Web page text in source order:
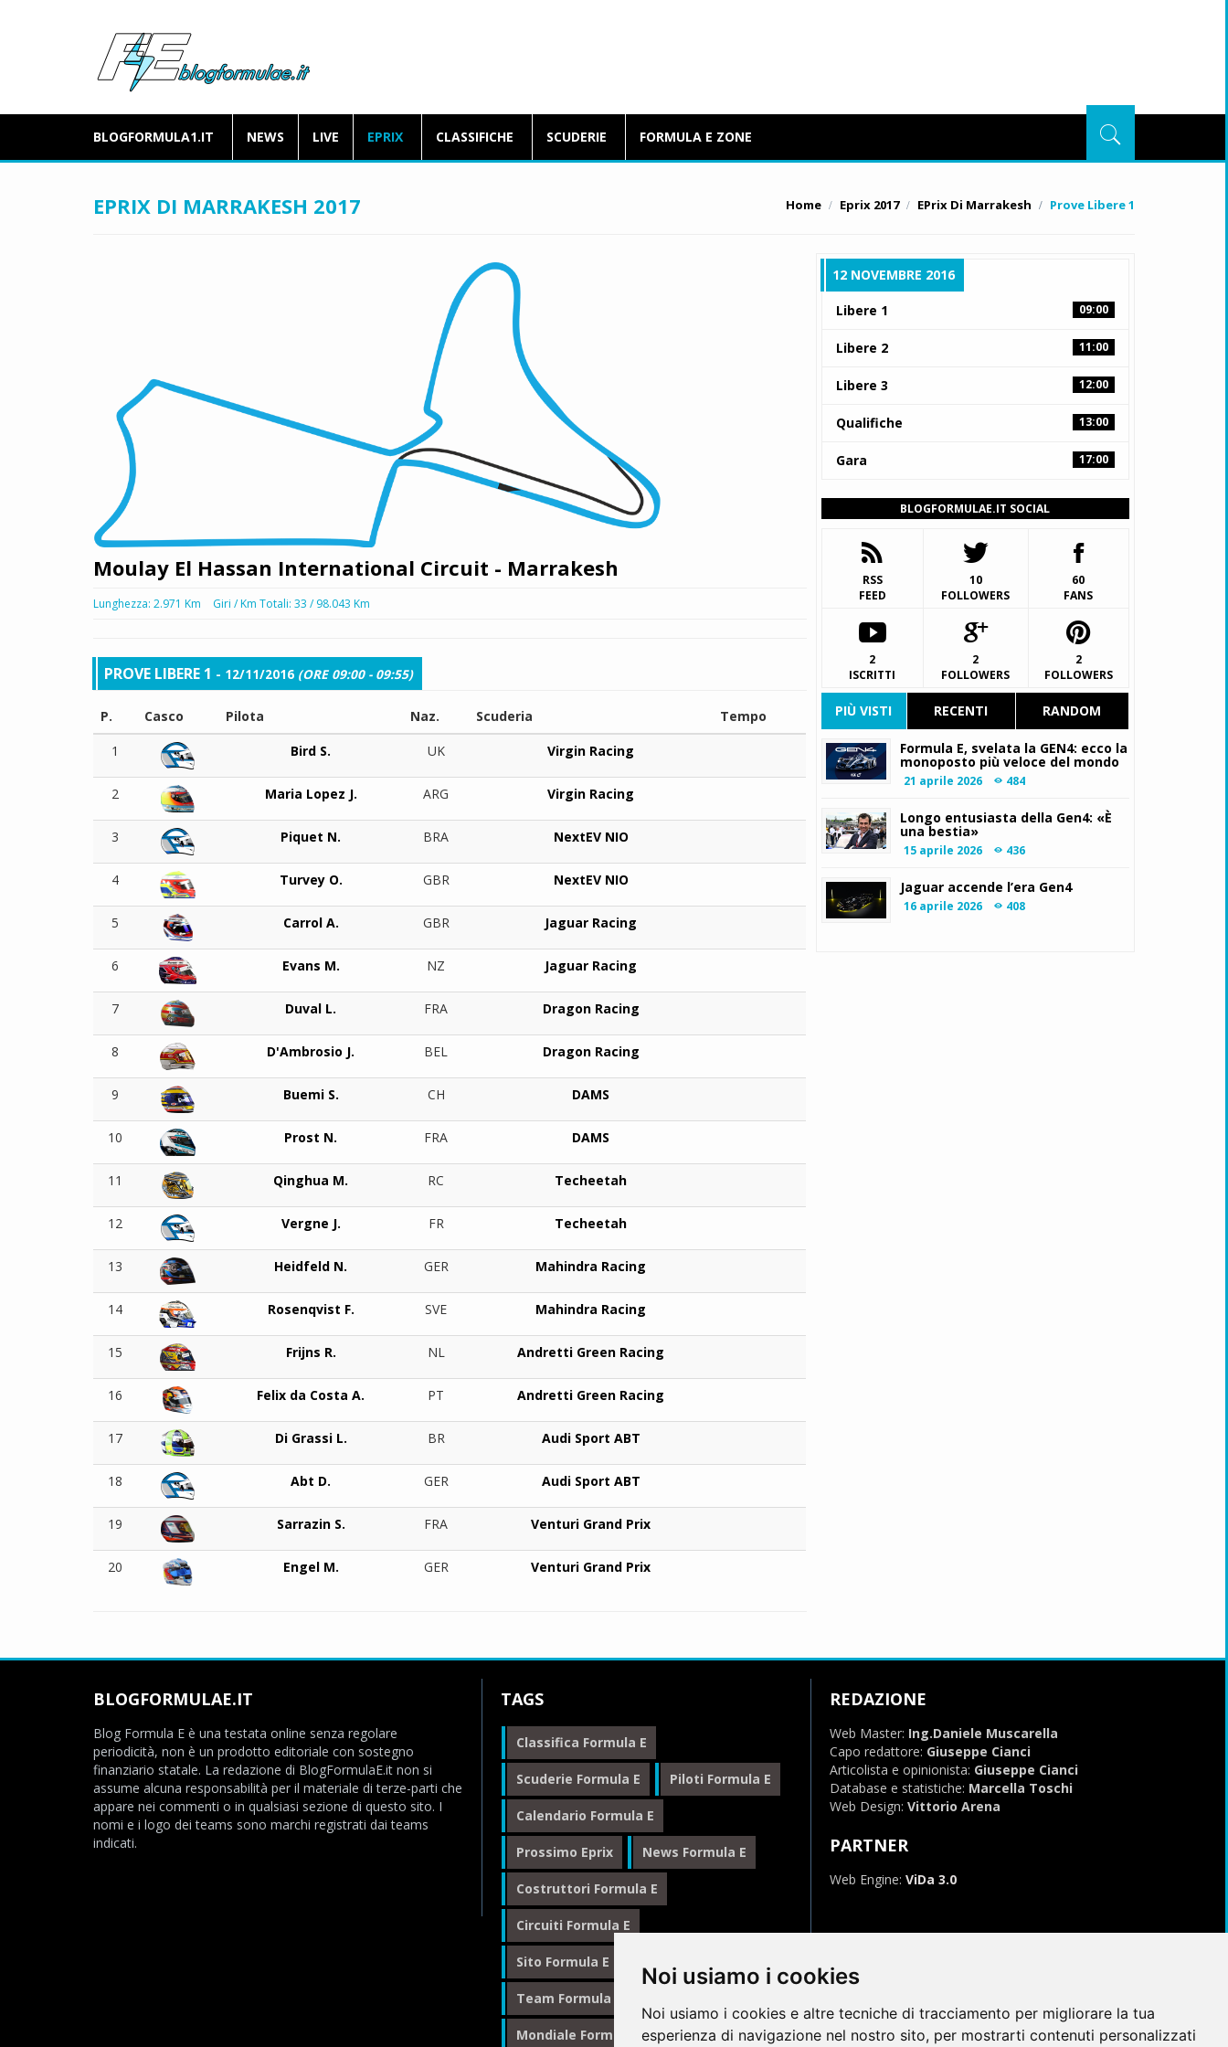
Noi usiamo i cookies
Noi usiamo i cookies e altre tecniche di tracciamento per migliorare la tua
esperienza di navigazione nel nostro sito, per mostrarti contenuti personalizzati
BLOGFORMULA1.IT NEWS LIVE EPRIX CLASSIFICHE SCUDERIE FORMULA E ZONE
EPRIX DI MARRAKESH 2017 Home Eprix 2017 EPrix Di Marrakesh Prove Libere 1
Moulay El Hassan International Circuit - Marrakesh
Lunghezza: 2.971 Km Giri / Km Totali: 33 / 98.043 Km
PROVE LIBERE 1 - 12/11/2016 (ORE 09:00 - 09:55)
P. Casco Pilota Naz. Scuderia
Tempo
1
Bird S. UK Virgin Racing
2 Maria Lopez J. ARG Virgin Racing
3 Piquet N. BRA NextEV NIO
4 Turvey O. GBR NextEV NIO
5 Carrol A. GBR Jaguar Racing
6 Evans M. NZ Jaguar Racing
7 Duval L. FRA Dragon Racing
8 D'Ambrosio J. BEL Dragon Racing
9 Buemi S. CH DAMS
10 Prost N. FRA DAMS
11 Qinghua M. RC Techeetah
12 Vergne J. FR Techeetah
13 Heidfeld N. GER Mahindra Racing
14 Rosenqvist F. SVE Mahindra Racing
15 Frijns R. NL Andretti Green Racing
16 Felix da Costa A. PT Andretti Green Racing
17 Di Grassi L. BR Audi Sport ABT
18 Abt D. GER Audi Sport ABT
19 Sarrazin S. FRA Venturi Grand Prix
20 Engel M. GER Venturi Grand Prix
12 NOVEMBRE 2016
Libere 1 09:00
Libere 2 11:00
Libere 3 12:00
Qualifiche 13:00
Gara 17:00
BLOGFORMULAE.IT SOCIAL
RSS
FEED
10
FOLLOWERS
60
FANS
2
ISCRITTI
2
FOLLOWERS
2
FOLLOWERS
PIÙ VISTI RECENTI RANDOM
Formula E, svelata la GEN4: ecco la
monoposto più veloce del mondo
21 aprile 2026 484
Longo entusiasta della Gen4: «È
una bestia»
15 aprile 2026 436
Jaguar accende l’era Gen4
16 aprile 2026 408
BLOGFORMULAE.IT
Blog Formula E è una testata online senza regolare
periodicità, non è un prodotto editoriale con sostegno
finanziario statale. La redazione di BlogFormulaE.it non si
assume alcuna responsabilità per il materiale di terze-parti che
appare nei commenti o in qualsiasi sezione di questo sito. I
nomi e i logo dei teams sono marchi registrati dai teams
indicati.
TAGS
Classifica Formula E
Scuderie Formula E Piloti Formula E
Calendario Formula E
Prossimo Eprix News Formula E
Costruttori Formula E
Circuiti Formula E
Sito Formula E Italiano
Team Formula E
Mondiale Formula E Formula E
REDAZIONE
Web Master: Ing.Daniele Muscarella
Capo redattore: Giuseppe Cianci
Articolista e opinionista: Giuseppe Cianci
Database e statistiche: Marcella Toschi
Web Design: Vittorio Arena
PARTNER
Web Engine: ViDa 3.0